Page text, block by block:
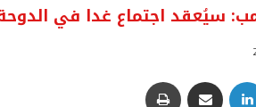
سيُعقد اجتماع غدا في
لينكدإن مشاركة عبر البريد